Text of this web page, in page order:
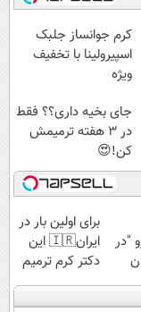
کرم جوانساز جلبک
اسپیرولینا با تخفیف
ویژه
جای بخیه داری؟؟ فقط
در 3 هفته ترمیمش
کن!😍
"در
+
برای اولین بار در
ایران🇮🇷 این
دکتر کرم ترمیم
کننده 23 روزه